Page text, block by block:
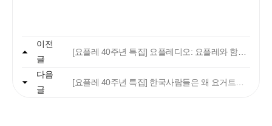
빙그레
이전
글
[요플레 40주년 특집] 요플레디오: 요플레와 함께한 시간들
다음
글